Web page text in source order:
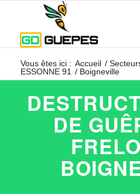
Vous êtes ici : Accueil /
ESSONNE 91 / Boigneville
DE